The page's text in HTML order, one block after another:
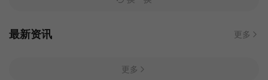
最新资讯 更多
更多